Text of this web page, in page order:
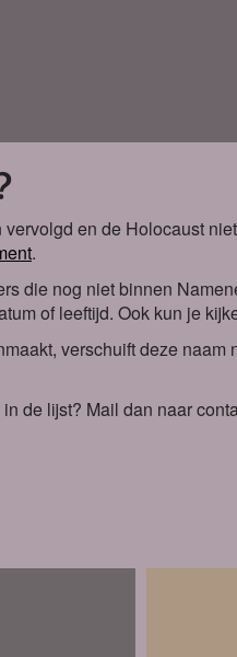
en de Holocaust
.
die nog niet binnen
of leeftijd. Ook kun je
verschuift deze naam
de lijst? Mail dan naar